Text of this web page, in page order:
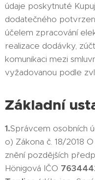
údaje poskytnuté
dodatečného
účelem zpracování
realizace dodávky,
komunikaci mezi
vyžadovanou podle
Základní
1.Správcem osobních
o) Zákona č. 18/2018
znění pozdějších
Hönigová IČO